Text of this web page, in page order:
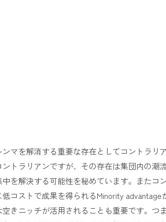
マを解消する重要な存在としてコントラリ
トラリアンですが、その存在は集団内の潮
を解決する可能性を秘めています。またコ
コストで成果を得られるMinority advantage
きニッチが活用されることも重要です。つ